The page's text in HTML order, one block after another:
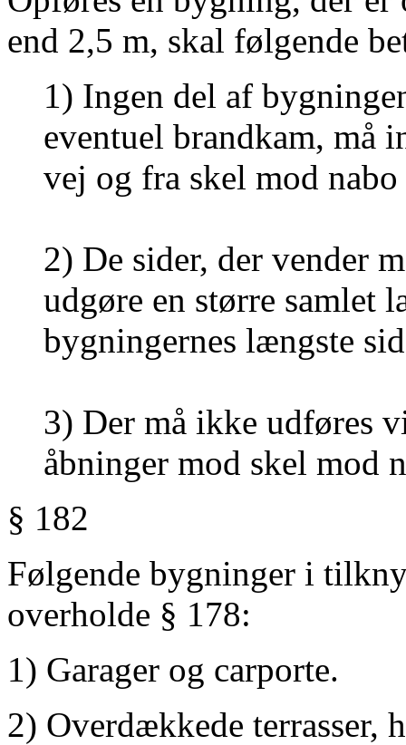
end 2,5 m, skal følgende
1) Ingen del af
eventuel brandkam, må
vej og fra skel mod
2) De sider, der vender
udgøre en større samlet
bygningernes længste
3) Der må ikke udføres
åbninger mod skel mod
§ 182
Følgende bygninger i
overholde § 178:
1) Garager og carporte.
2) Overdækkede terrasser,